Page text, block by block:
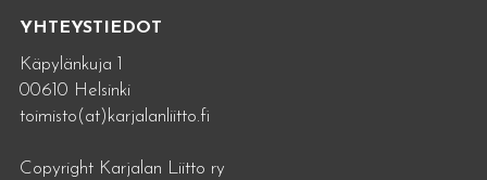
YHTEYSTIEDOT
Käpylänkuja 1
00610 Helsinki
toimisto(at)karjalanliitto.fi
Copyright Karjalan Liitto ry